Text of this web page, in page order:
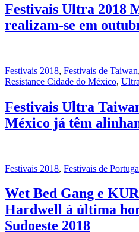
Festivais Ultra 2018
realizam-se em
Festivais 2018, Festivais de Taiwan,
Resistance Cidade do México,
Festivais Ultra
México já têm
Festivais 2018, Festivais de
Wet Bed Gang e
Hardwell à última
Sudoeste 2018